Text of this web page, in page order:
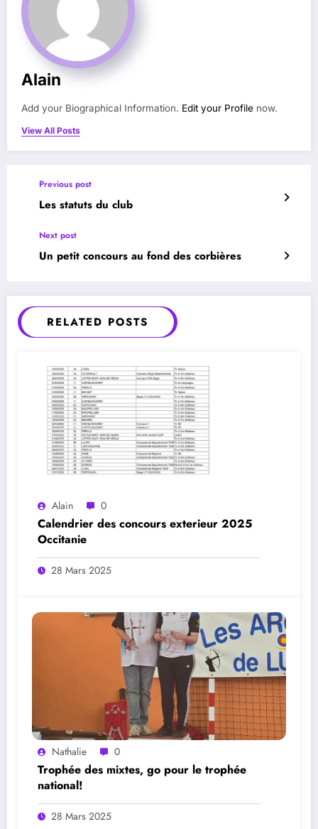
Alain
Add your Biographical Information. Edit your Profile now.
View All Posts
Previous post
Les statuts du club
Next post
Un petit concours au fond des corbières
RELATED POSTS
Alain 0
Calendrier des concours exterieur 2025
Occitanie
28 Mars 2025
Nathalie 0
Trophée des mixtes, go pour le trophée
national!
28 Mars 2025